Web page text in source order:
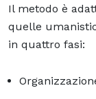
Il metodo è
quelle
in quattro fasi: